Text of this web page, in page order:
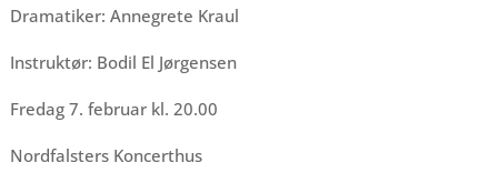
Dramatiker: Annegrete Kraul
Instruktør: Bodil El Jørgensen
Fredag 7. februar kl. 20.00
Nordfalsters Koncerthus